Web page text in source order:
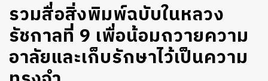
รวมสื่อสิ่งพิมพ์ฉบับในหลวง
รัชกาลที่ 9 เพื่อน้อมถวายความ
อาลัยและเก็บรักษาไว้เป็นความ